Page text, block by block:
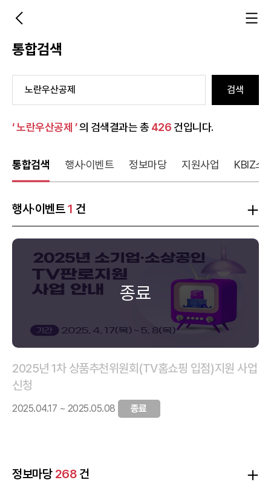
통합검색
검색
‘ 노란우산공제 ’의 검색결과는 총 426 건입니다.
통합검색 행사·이벤트 정보마당 지원사업 KBIZ소
행사·이벤트1 건
2025년 1차 상품추천위원회(TV홈쇼핑 입점)지원 사업
신청
2025.04.17 ~ 2025.05.08 종료
정보마당 268 건